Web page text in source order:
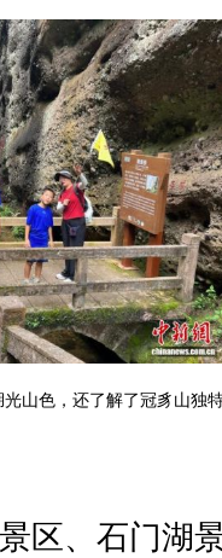
山色，还了解了冠豸山独
、石门湖